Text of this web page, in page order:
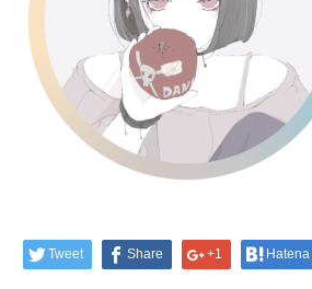
Tweet Share +1 Hatena